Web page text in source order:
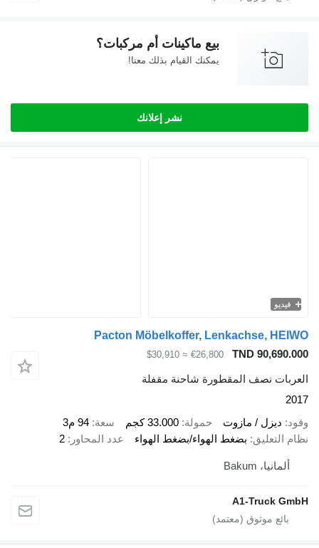
بيع ماكينات أم مركبات؟
يمكنك القيام بذلك معنا!
Pacton Möbelkoffer, Lenkachse,
TND
€26,800
≈ $30,910
نصف المقطورة شاحنة مقفلة
/ مازوت حمولة 33.000 كجم سعة 94 م3
بضغط الهواء/بضغط الهواء عدد المحاور 2
A1-